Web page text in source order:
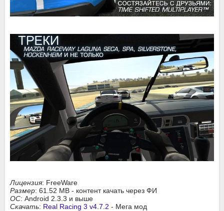
Лицензия: FreeWare
Размер: 61.52 MB - контент качать через ФИ
ОС: Android 2.3.3 и выше
Скачать: Real Racing 3 v4.7.2 - Мега мод